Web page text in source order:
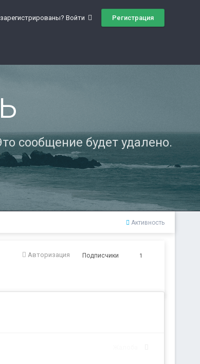
Войти Регистрация
сообщение будет удалено.
Активность
Авторизация Подписчики 1